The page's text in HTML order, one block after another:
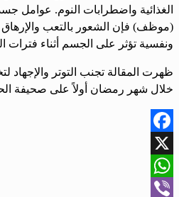
الغذائية واضطرابات النوم. عوامل
(موظف) فإن الشعور بالتعب
ونفسية تؤثر على الجسم أثناء فترات
ظهرت المقالة تجنب التوتر والإجهاد
خلال شهر رمضان أولاً على صحيفة
Facebook
X
WhatsApp